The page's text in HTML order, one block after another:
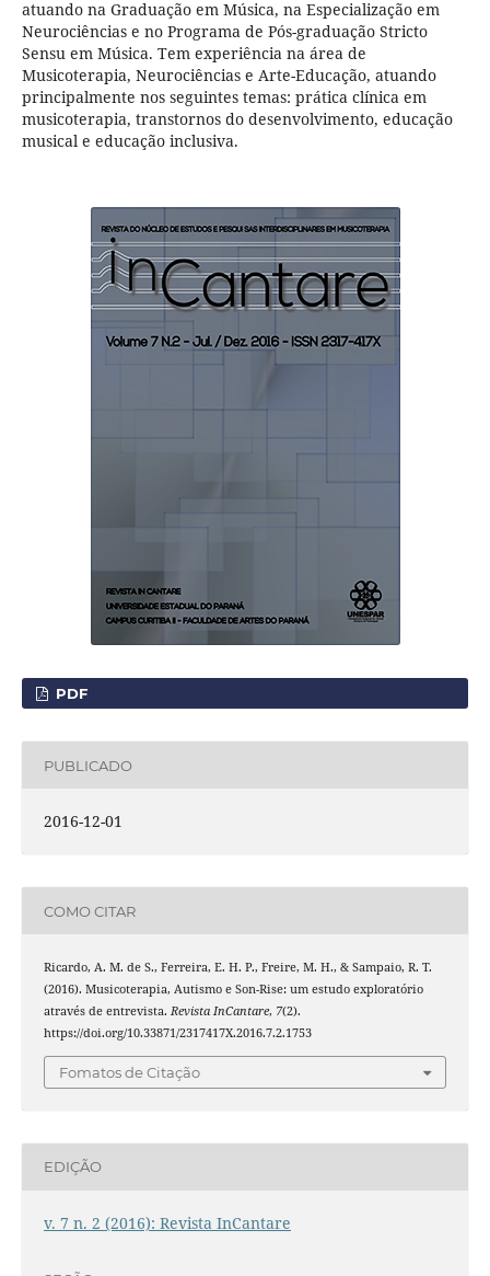
atuando na Graduação em Música, na Especialização em
Neurociências e no Programa de Pós-graduação Stricto
Sensu em Música. Tem experiência na área de
Musicoterapia, Neurociências e Arte-Educação, atuando
principalmente nos seguintes temas: prática clí­nica em
musicoterapia, transtornos do desenvolvimento, educação
musical e educação inclusiva.
PDF
PUBLICADO
2016-12-01
COMO CITAR
Ricardo, A. M. de S., Ferreira, E. H. P., Freire, M. H., & Sampaio, R. T.
(2016). Musicoterapia, Autismo e Son-Rise: um estudo exploratório
através de entrevista. Revista InCantare, 7(2).
https://doi.org/10.33871/2317417X.2016.7.2.1753
Fomatos de Citação
EDIÇÃO
v. 7 n. 2 (2016): Revista InCantare